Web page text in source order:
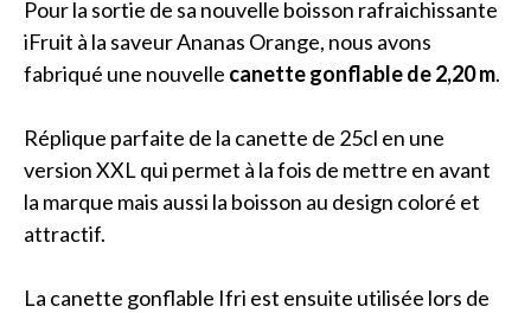
Pour la sortie de sa nouvelle boisson rafraichissante
iFruit à la saveur Ananas Orange, nous avons
fabriqué une nouvelle canette gonflable de 2,20 m.
Réplique parfaite de la canette de 25cl en une
version XXL qui permet à la fois de mettre en avant
la marque mais aussi la boisson au design coloré et
attractif.
La canette gonflable Ifri est ensuite utilisée lors de